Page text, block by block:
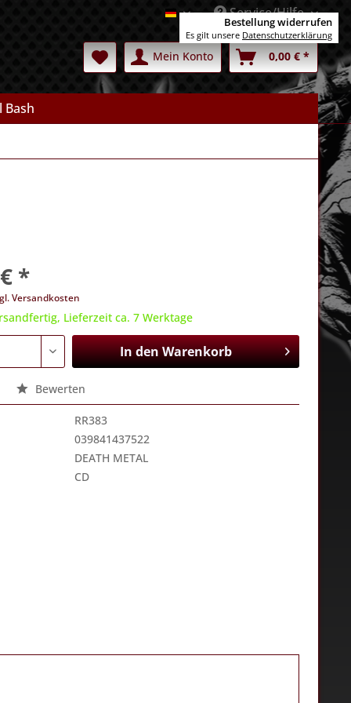
DeutschService/Hilfe
Mein Konto 0,00 € *
Bash
*
Versandkosten
Lieferzeit ca. 7 Werktage
In denWarenkorb
Bewerten
RR383
039841437522
DEATH METAL
CD
Bestellung widerrufen
Es gilt unsere Datenschutzerklärung